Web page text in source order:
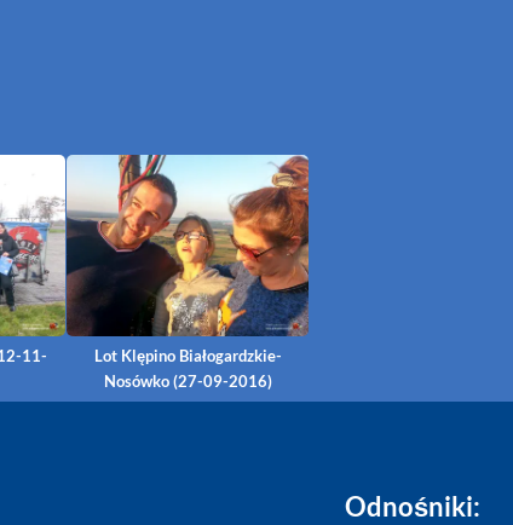
11-
Lot Klępino Białogardzkie-
Nosówko (27-09-2016)
Odnośniki: